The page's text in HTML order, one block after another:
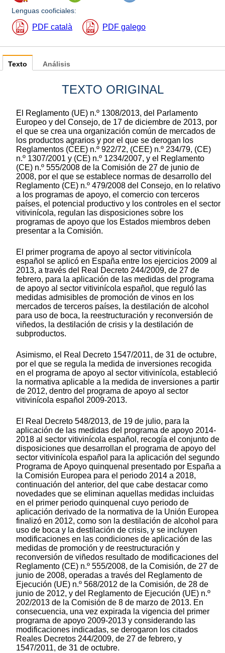
Lenguas cooficiales:
PDF català PDF galego
Texto
TEXTO ORIGINAL
El Reglamento (UE) n.º 1308/2013, del Parlamento
Europeo y del Consejo, de 17 de diciembre de 2013, por
el que se crea una organización común de mercados de
los productos agrarios y por el que se derogan los
Reglamentos (CEE) n.º 922/72, (CEE) n.º 234/79, (CE)
n.º 1307/2001 y (CE) n.º 1234/2007, y el Reglamento
(CE) n.º 555/2008 de la Comisión de 27 de junio de
2008, por el que se establece normas de desarrollo del
Reglamento (CE) n.º 479/2008 del Consejo, en lo relativo
a los programas de apoyo, el comercio con terceros
países, el potencial productivo y los controles en el sector
vitivinícola, regulan las disposiciones sobre los
programas de apoyo que los Estados miembros deben
presentar a la Comisión.
El primer programa de apoyo al sector vitivinícola
español se aplicó en España entre los ejercicios 2009 al
2013, a través del Real Decreto 244/2009, de 27 de
febrero, para la aplicación de las medidas del programa
de apoyo al sector vitivinícola español, que reguló las
medidas admisibles de promoción de vinos en los
mercados de terceros países, la destilación de alcohol
para uso de boca, la reestructuración y reconversión de
viñedos, la destilación de crisis y la destilación de
subproductos.
Asimismo, el Real Decreto 1547/2011, de 31 de octubre,
por el que se regula la medida de inversiones recogida
en el programa de apoyo al sector vitivinícola, estableció
la normativa aplicable a la medida de inversiones a partir
de 2012, dentro del programa de apoyo al sector
vitivinícola español 2009-2013.
El Real Decreto 548/2013, de 19 de julio, para la
aplicación de las medidas del programa de apoyo 2014-
2018 al sector vitivinícola español, recogía el conjunto de
disposiciones que desarrollan el programa de apoyo del
sector vitivinícola español para la aplicación del segundo
Programa de Apoyo quinquenal presentado por España a
la Comisión Europea para el periodo 2014 a 2018,
continuación del anterior, del que cabe destacar como
novedades que se eliminan aquellas medidas incluidas
en el primer periodo quinquenal cuyo periodo de
aplicación derivado de la normativa de la Unión Europea
finalizó en 2012, como son la destilación de alcohol para
uso de boca y la destilación de crisis, y se incluyen
modificaciones en las condiciones de aplicación de las
medidas de promoción y de reestructuración y
reconversión de viñedos resultado de modificaciones del
Reglamento (CE) n.º 555/2008, de la Comisión, de 27 de
junio de 2008, operadas a través del Reglamento de
Ejecución (UE) n.º 568/2012 de la Comisión, de 28 de
junio de 2012, y del Reglamento de Ejecución (UE) n.º
202/2013 de la Comisión de 8 de marzo de 2013. En
consecuencia, una vez expirada la vigencia del primer
programa de apoyo 2009-2013 y considerando las
modificaciones indicadas, se derogaron los citados
Reales Decretos 244/2009, de 27 de febrero, y
1547/2011, de 31 de octubre.
Análisis